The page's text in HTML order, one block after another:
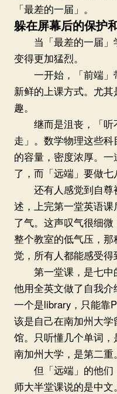
「最差的一届」。
躲在屏幕后的保护
当「最差的一届」
变得更加猛烈。
一开始，「前端」
新鲜的上课方式。尤
趣。
继而是沮丧，「听
走」。数学物理这些
的容量，密度浓厚。
了，而「远端」要做七
还有人感觉到自尊
述，上完第一堂英语
了气。这声叹气很细
整个教室的低气压，
觉，所有人都能感受得
第一堂课，是七中
他用全英文做了自我介
一个是library，只能靠
该是自己在南加州大
馆。只听懂几个单词
南加州大学，是第二重。
但「远端」的他们
师大半堂课说的是中